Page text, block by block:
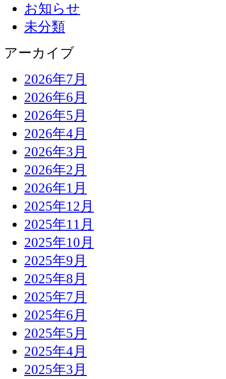
お知らせ
未分類
アーカイブ
2026年7月
2026年6月
2026年5月
2026年4月
2026年3月
2026年2月
2026年1月
2025年12月
2025年11月
2025年10月
2025年9月
2025年8月
2025年7月
2025年6月
2025年5月
2025年4月
2025年3月